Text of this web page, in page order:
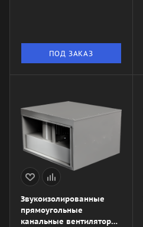
ПОД ЗАКАЗ
Звукоизолированные
прямоугольные
канальные вентиляторы